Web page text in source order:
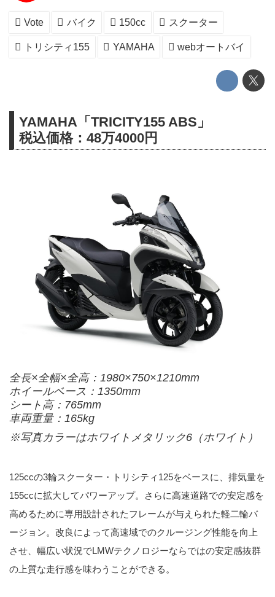
Vote バイク 150cc スクーター
トリシティ155 YAMAHA webオートバイ
YAMAHA「TRICITY155 ABS」
税込価格：48万4000円
全長×全幅×全高：1980×750×1210mm
ホイールベース：1350mm
シート高：765mm
車両重量：165kg
※写真カラーはホワイトメタリック6（ホワイト）
125ccの3輪スクーター・トリシティ125をベースに、排気量を
155ccに拡大してパワーアップ。さらに高速道路での安定感を
高めるために専用設計されたフレームが与えられた軽二輪バ
ージョン。改良によって高速域でのクルージング性能を向上
させ、幅広い状況でLMWテクノロジーならではの安定感抜群
の上質な走行感を味わうことができる。